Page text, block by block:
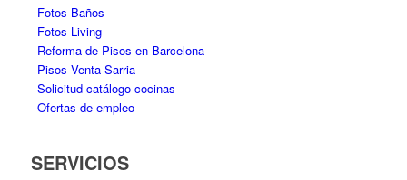
Fotos Baños
Fotos Living
Reforma de Pisos en Barcelona
Pisos Venta Sarria
Solicitud catálogo cocinas
Ofertas de empleo
SERVICIOS